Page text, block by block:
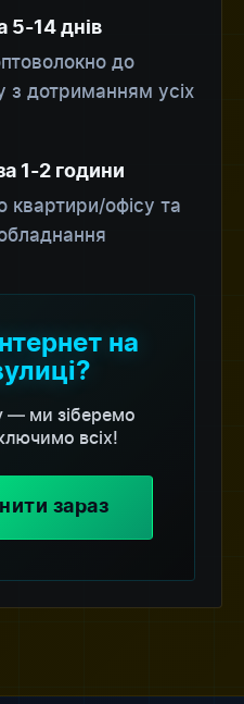
5-14 днів
до
з дотриманням усіх
1-2 години
квартири/офісу та
на
— ми зіберемо
всіх!
зараз